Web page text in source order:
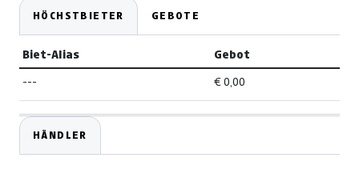
HÖCHSTBIETER GEBOTE
Biet-Alias Gebot
--- € 0,00
HÄNDLER